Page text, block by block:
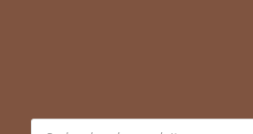
Recherche